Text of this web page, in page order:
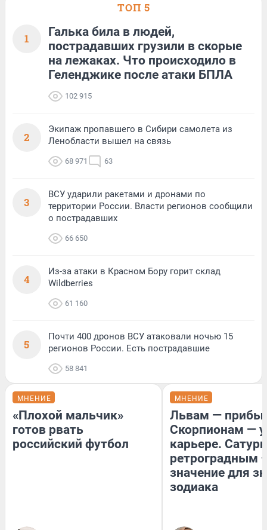
ТОП 5
1
Галька била в людей,
пострадавших грузили в скорые
на лежаках. Что происходило в
Геленджике после атаки БПЛА
102 915
2
Экипаж пропавшего в Сибири самолета из
Ленобласти вышел на связь
68 971 63
3
ВСУ ударили ракетами и дронами по
территории России. Власти регионов сообщили
о пострадавших
66 650
4
Из-за атаки в Красном Бору горит склад
Wildberries
61 160
5
Почти 400 дронов ВСУ атаковали ночью 15
регионов России. Есть пострадавшие
58 841
МНЕНИЕ
«Плохой мальчик»
готов рвать
российский футбол
МНЕНИЕ
Львам —
Скорпионам —
карьере.
ретроградным
значение для
зодиака